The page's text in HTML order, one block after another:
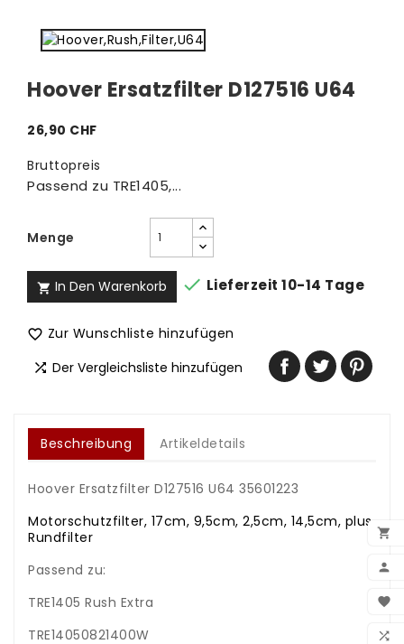




Hoover Ersatzfilter D127516 U64
26,90 CHF
Bruttopreis
Passend zu TRE1405,...
Menge
 In Den Warenkorb  Lieferzeit 10-14 Tage
 Zur Wunschliste hinzufügen
 Der Vergleichsliste hinzufügen
Beschreibung Artikeldetails
Hoover Ersatzfilter D127516 U64 35601223
Motorschutzfilter, 17cm, 9,5cm, 2,5cm, 14,5cm, plus
Rundfilter
Passend zu:
TRE1405 Rush Extra
TRE14050821400W